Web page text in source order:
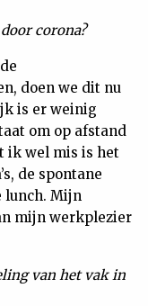
corona?
doen we dit nu
is er weinig
om op afstand
ik wel mis is het
de spontane
lunch. Mijn
mijn werkplezier
van het vak in